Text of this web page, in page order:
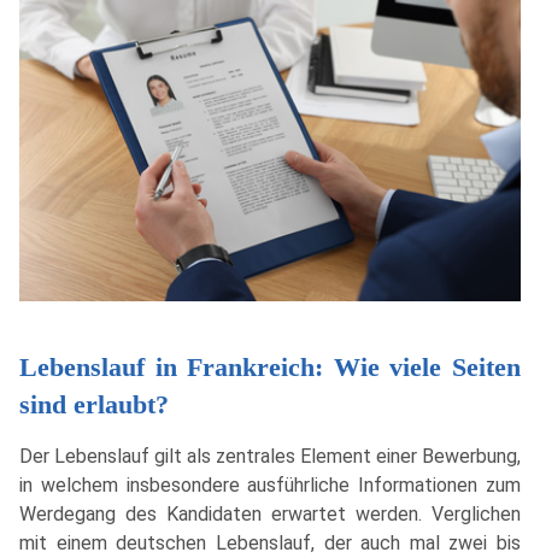
Lebenslauf in Frankreich: Wie viele Seiten
sind erlaubt?
Der Lebenslauf gilt als zentrales Element einer Bewerbung,
in welchem insbesondere ausführliche Informationen zum
Werdegang des Kandidaten erwartet werden. Verglichen
mit einem deutschen Lebenslauf, der auch mal zwei bis